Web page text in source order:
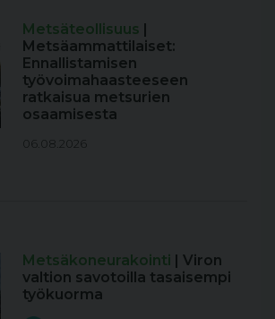
Metsäteollisuus
Metsäammattilaiset:
Ennallistamisen
työvoimahaasteeseen
ratkaisua metsurien
osaamisesta
06.08.2026
Metsäkoneurakointi
| Viron
valtion savotoilla tasaisempi
työkuorma